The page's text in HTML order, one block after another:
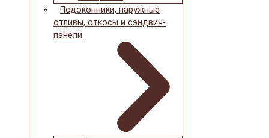
Подоконники, наружные
отливы, откосы и сэндвич-
панели